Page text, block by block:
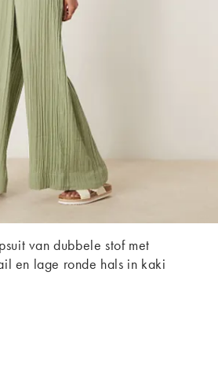
van dubbele stof met
en lage ronde hals in kaki